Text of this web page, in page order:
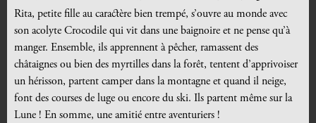
Rita, petite fille au caractère bien trempé, s’ouvre au monde avec
son acolyte Crocodile qui vit dans une baignoire et ne pense qu’à
manger. Ensemble, ils apprennent à pêcher, ramassent des
châtaignes ou bien des myrtilles dans la forêt, tentent d’apprivoiser
un hérisson, partent camper dans la montagne et quand il neige,
font des courses de luge ou encore du ski. Ils partent même sur la
Lune ! En somme, une amitié entre aventuriers !